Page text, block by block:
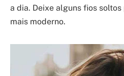
a dia. Deixe alguns fios
mais moderno.